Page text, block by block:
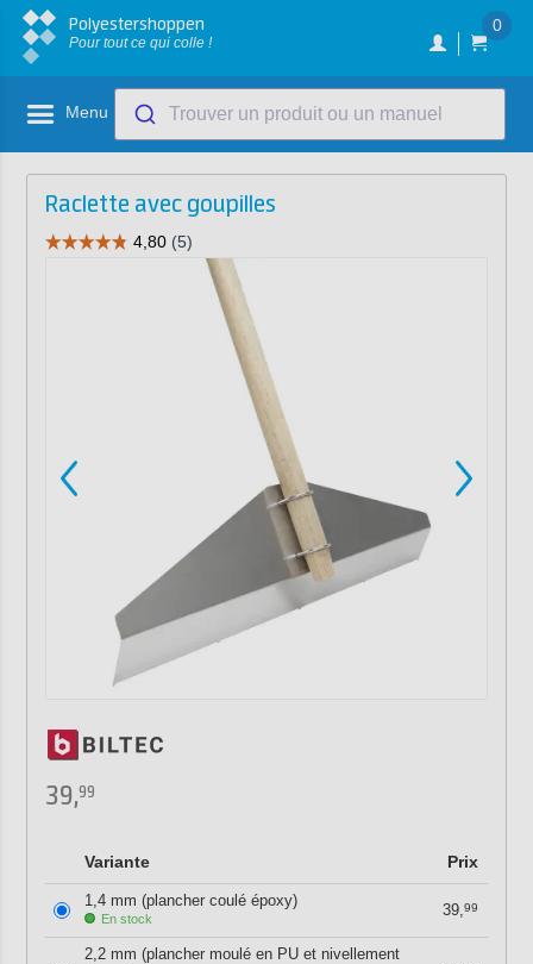
Polyestershoppen
Pour tout ce qui colle !
0
Menu Trouver un produit ou un manuel
Raclette avec goupilles
39,99
Variante Prix
1,4 mm (plancher coulé époxy)
En stock 39,99
2,2 mm (plancher moulé en PU et nivellement